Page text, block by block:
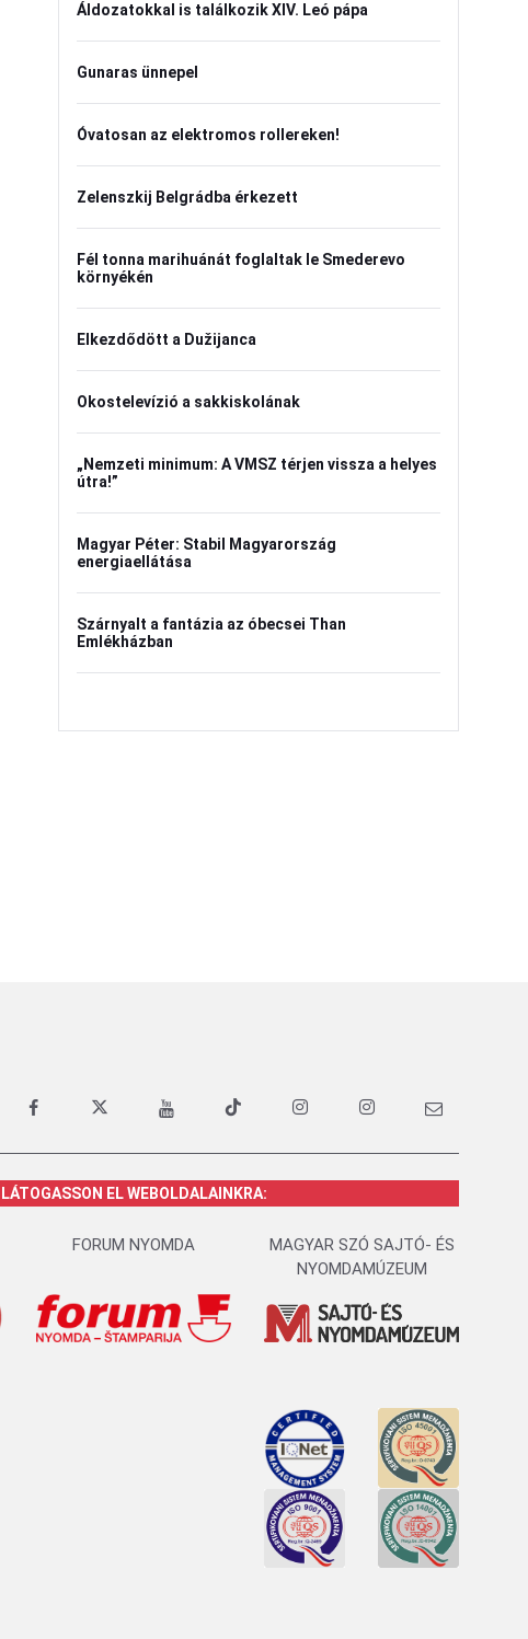
Áldozatokkal is találkozik XIV. Leó pápa
Gunaras ünnepel
Óvatosan az elektromos rollereken!
Zelenszkij Belgrádba érkezett
Fél tonna marihuánát foglaltak le Smederevo
környékén
Elkezdődött a Dužijanca
Okostelevízió a sakkiskolának
„Nemzeti minimum: A VMSZ térjen vissza a helyes
útra!”
Magyar Péter: Stabil Magyarország
energiaellátása
Szárnyalt a fantázia az óbecsei Than
Emlékházban
LÁTOGASSON EL WEBOLDALAINKRA:
FORUM NYOMDA
MAGYAR SZÓ SAJTÓ- ÉS
NYOMDAMÚZEUM